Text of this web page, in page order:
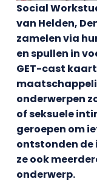
Social
van Helden,
zamelen via
en spullen in
GET-cast
onderwerpen
of seksuele
geroepen om
ontstonden de
ze ook
onderwerp.